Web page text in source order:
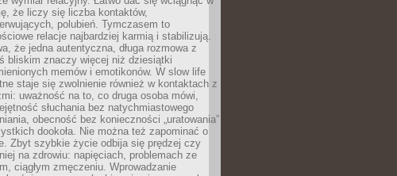
że liczy się liczba kontaktów,
polubień. Tymczasem to
relacje najbardziej karmią i stabilizują.
że jedna autentyczna, długa rozmowa z
bliskim znaczy więcej niż dziesiątki
memów i emotikonów. W slow life
staje się zwolnienie również w kontaktach z
uważność na to, co druga osoba mówi,
słuchania bez natychmiastowego
obecność bez konieczności „uratowania”
dookoła. Nie można też zapominać o
Zbyt szybkie życie odbija się prędzej czy
na zdrowiu: napięciach, problemach ze
ciągłym zmęczeniu. Wprowadzanie